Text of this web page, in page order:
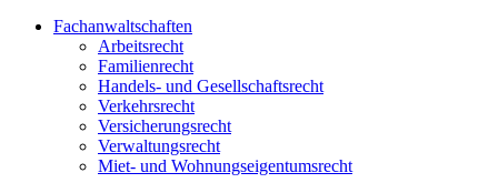
Fachanwaltschaften
Arbeitsrecht
Familienrecht
Handels- und Gesellschaftsrecht
Verkehrsrecht
Versicherungsrecht
Verwaltungsrecht
Miet- und Wohnungseigentumsrecht